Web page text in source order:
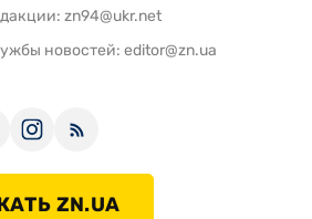
zn94@ukr.net
новостей: editor@zn.ua
ZN.UA